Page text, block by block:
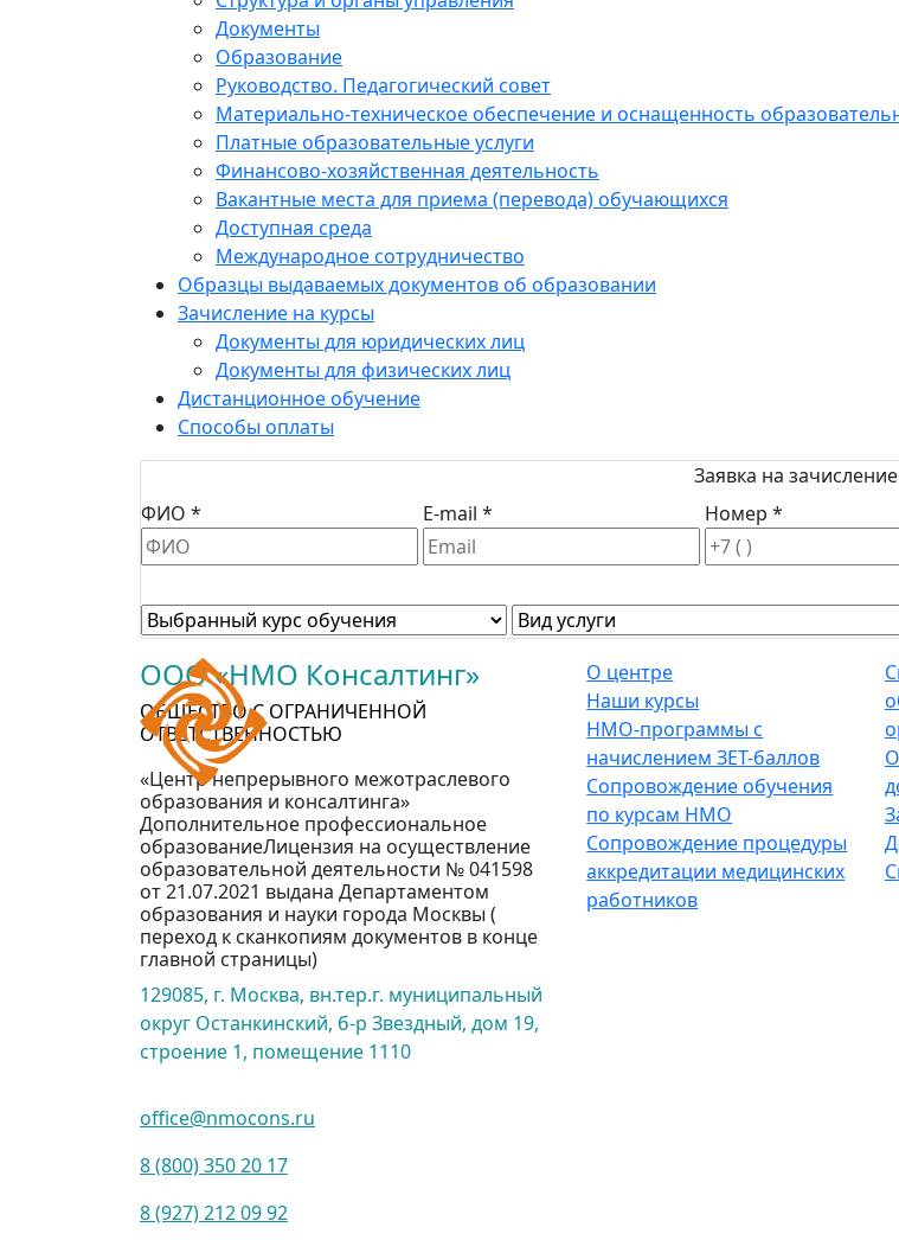
Документы
Образование
Руководство. Педагогический совет
Материально-техническое обеспечение и оснащенность
Платные образовательные услуги
Финансово-хозяйственная деятельность
Вакантные места для приема (перевода) обучающихся
Доступная среда
Международное сотрудничество
Образцы выдаваемых документов об образовании
Зачисление на курсы
Документы для юридических лиц
Документы для физических лиц
Дистанционное обучение
Способы оплаты
Заявка на зачисление
ФИО *
E-mail * Номер *
ООО «НМО Консалтинг»
ОБЩЕСТВО С ОГРАНИЧЕННОЙ
ОТВЕТСТВЕННОСТЬЮ
«Центр непрерывного межотраслевого
образования и консалтинга»
Дополнительное профессиональное
образованиеЛицензия на осуществление
образовательной деятельности № 041598
от 21.07.2021 выдана Департаментом
образования и науки города Москвы (
переход к сканкопиям документов в конце
главной страницы)
129085, г. Москва, вн.тер.г. муниципальный
округ Останкинский, б-р Звездный, дом 19,
строение 1, помещение 1110
office@nmocons.ru
8 (800) 350 20 17
8 (927) 212 09 92
О центре
Наши курсы
НМО-программы с
начислением ЗЕТ-баллов
Сопровождение обучения
по курсам НМО
Сопровождение процедуры
аккредитации медицинских
работников